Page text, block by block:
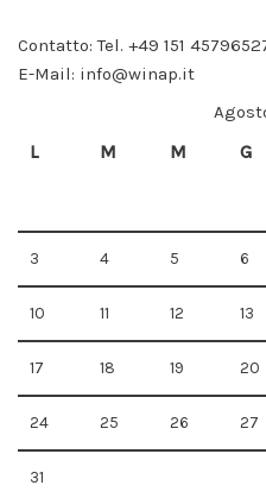
Contatto: Tel. +49 151
E-Mail: info@winap.it
L
M M G
3 4 5 6
10 11 12 13
17 18 19 20
24 25 26 27
31
werden
einige
nicht mehr
Marketing
Indem Sie Ihre
Verhalten beim
Besuch unserer
Website mitteilen,
Wahrscheinlichkeit,
dass Sie
personalisierte